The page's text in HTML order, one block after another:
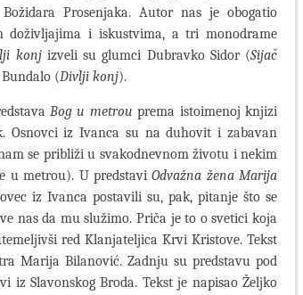
Prosenjaka. Autor nas je obogatio
i iskustvima, a tri monodrame
konjizveli su glumci Dubravko Sidor (Sijač
(Divlji konj).
Bog u metrou prema istoimenoj knjizi
Osnovci iz Ivanca su na duhovit i zabavan
se približi u svakodnevnom životu i nekim
u metrou). U predstaviOdvažna žena Marija
iz Ivanca postavili su, pak, pitanje što se
nas da mu služimo. Priča je to o svetici koja
red Klanjateljica Krvi Kristove. Tekst
Marija Bilanović. Zadnju su predstavu pod
iz Slavonskog Broda. Tekst je napisao Željko